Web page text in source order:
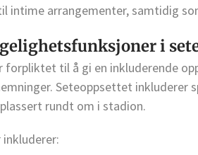
intime arrangementer, samtidig
i
forpliktet til å gi en inkluderende
Seteoppsettet inkluderer
rundt om i stadion.
inkluderer: